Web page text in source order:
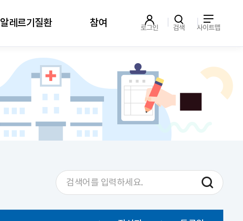
알레르기질환 참여 로그인 검색 사이트맵